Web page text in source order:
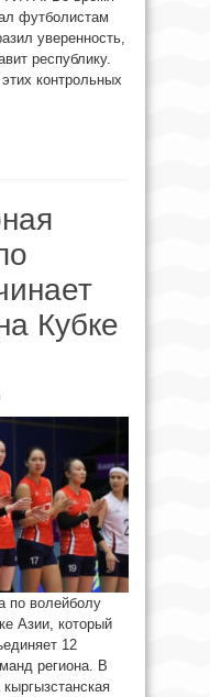
футболистам
уверенность,
республику.
контрольных
Кубке
по волейболу
Азии, который
12
региона. В